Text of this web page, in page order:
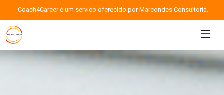
Coach4Career é um serviço oferecido por Marcondes Consultoria.